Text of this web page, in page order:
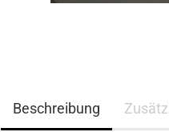
Beschreibung